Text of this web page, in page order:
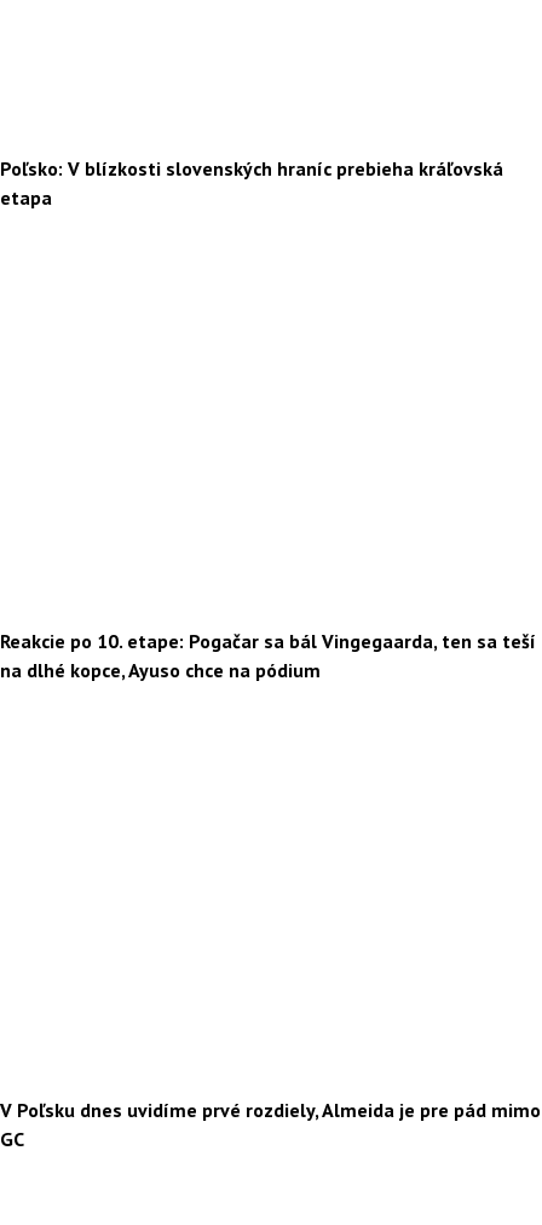
Poľsko: V blízkosti slovenských hraníc prebieha kráľovská
etapa
Reakcie po 10. etape: Pogačar sa bál Vingegaarda, ten sa teší
na dlhé kopce, Ayuso chce na pódium
V Poľsku dnes uvidíme prvé rozdiely, Almeida je pre pád mimo
GC